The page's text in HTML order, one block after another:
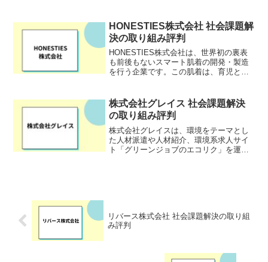
HONESTIES株式会社 社会課題解
決の取り組み評判
HONESTIES株式会社は、世界初の裏表
も前後もないスマート肌着の開発・製造
を行う企業です。この肌着は、育児と仕
ユニバーサルデザインとして生み出され
ました。また、この...
株式会社グレイス 社会課題解決
の取り組み評判
株式会社グレイスは、環境をテーマとし
た人材派遣や人材紹介、環境系求人サイ
ト「グリーンジョブのエコリク」を運営
リバース株式会社 社会課題解決の取り組
み評判